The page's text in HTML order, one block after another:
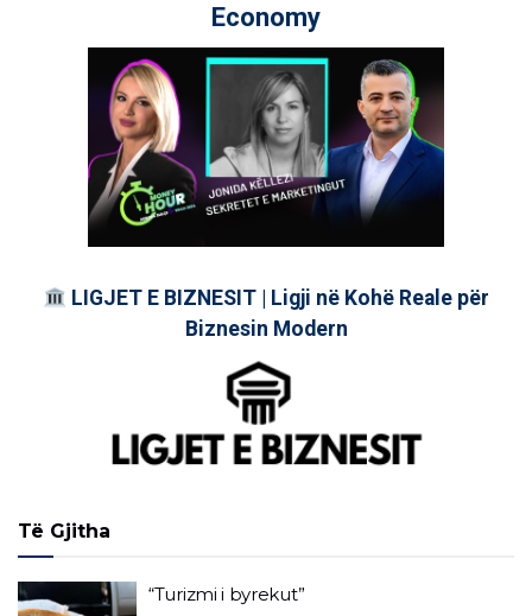
Economy
LIGJET E BIZNESIT | Ligji në Kohë Reale për
Biznesin Modern
Të Gjitha
“Turizmi i byrekut”